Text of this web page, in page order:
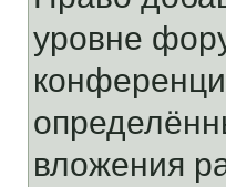
уровне
вложения